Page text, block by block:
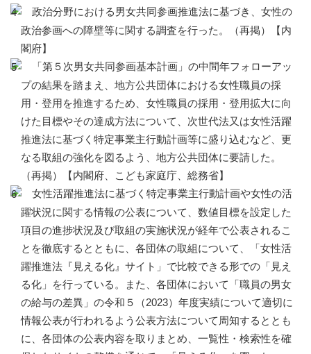
政治分野における男女共同参画推進法に基づき、女性の
政治参画への障壁等に関する調査を行った。（再掲）【内
閣府】
「第５次男女共同参画基本計画」の中間年フォローアッ
プの結果を踏まえ、地方公共団体における女性職員の採
用・登用を推進するため、女性職員の採用・登用拡大に向
けた目標やその達成方法について、次世代法又は女性活躍
推進法に基づく特定事業主行動計画等に盛り込むなど、更
なる取組の強化を図るよう、地方公共団体に要請した。
（再掲）【内閣府、こども家庭庁、総務省】
女性活躍推進法に基づく特定事業主行動計画や女性の活
躍状況に関する情報の公表について、数値目標を設定した
項目の進捗状況及び取組の実施状況が経年で公表されるこ
とを徹底するとともに、各団体の取組について、「女性活
躍推進法『見える化』サイト」で比較できる形での「見え
る化」を行っている。また、各団体において「職員の男女
の給与の差異」の令和５（2023）年度実績について適切に
情報公表が行われるよう公表方法について周知するととも
に、各団体の公表内容を取りまとめ、一覧性・検索性を確